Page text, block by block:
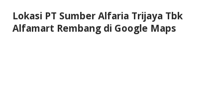
Lokasi PT Sumber Alfaria Trijaya Tbk
Alfamart Rembang di Google Maps